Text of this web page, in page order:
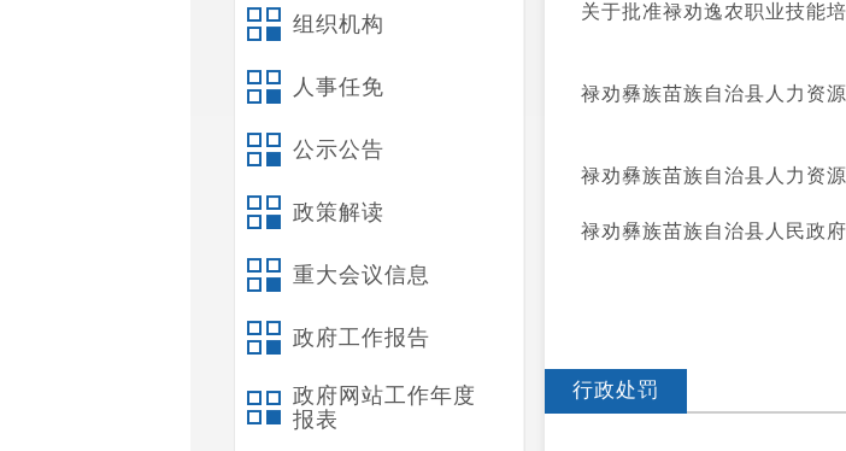
组织机构
人事任免
公示公告
政策解读
重大会议信息
政府工作报告
政府网站工作年度
报表
关于批准禄劝逸农职业技能
禄劝彝族苗族自治县人力资
禄劝彝族苗族自治县人力资
禄劝彝族苗族自治县人民政
行政处罚